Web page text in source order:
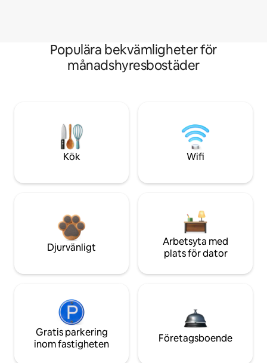
Populära bekvämligheter för
månadshyresbostäder
Kök Wifi
Djurvänligt
Arbetsyta med
plats för dator
Gratis parkering
inom fastigheten
Företagsboende